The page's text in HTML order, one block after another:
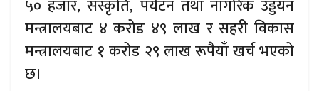
५० हजार, संस्कृति, पर्यटन तथा नागरिक उड्डयन
मन्त्रालयबाट ४ करोड ४९ लाख र सहरी विकास
मन्त्रालयबाट १ करोड २९ लाख रूपैयाँ खर्च भएको
छ।